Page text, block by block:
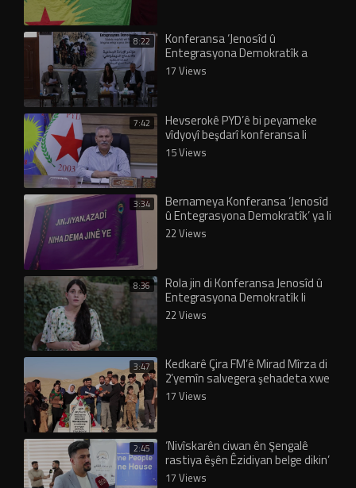
8:22 Konferansa ‘Jenosîd û
Entegrasyona Demokratîk a
Şengalê’ bi panela 3’yemîn
bidawî…
17 Views
7:42 Hevserokê PYD’ê bi peyameke
vîdyoyî beşdarî konferansa li
Şengalê bû
15 Views
3:34 Bernameya Konferansa ‘Jenosîd
û Entegrasyona Demokratîk’ ya li
Şengalê eşkere bû
22 Views
8:36 Rola jin di Konferansa Jenosîd û
Entegrasyona Demokratîk li
Şengalê de
22 Views
3:47 Kedkarê Çira FM’ê Mirad Mîrza di
2’yemîn salvegera şehadeta xwe
de hate bibîranîn
17 Views
2:45 ‘Nivîskarên ciwan ên Şengalê
rastiya êşên Êzidiyan belge dikin’
17 Views